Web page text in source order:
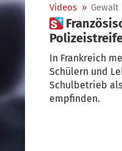
Videos » Gewalt
 Französische Schüler greifen
In Frankreich
Schülern und
Schulbetrieb
empfinden.